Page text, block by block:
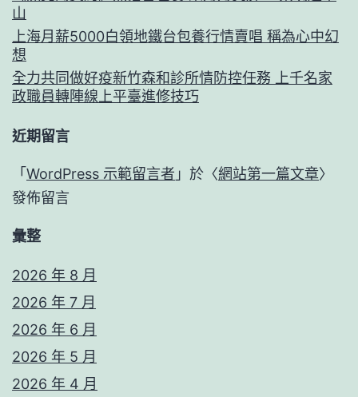
山
上海月薪5000白領地鐵台包養行情賣唱 稱為心中幻
想
全力共同做好疫新竹森和診所情防控任務 上千名家
政職員轉陣線上平臺進修技巧
近期留言
「 WordPress 示範留言者 」於〈網站第一篇文章〉
發佈留言
彙整
2026 年 8 月
2026 年 7 月
2026 年 6 月
2026 年 5 月
2026 年 4 月